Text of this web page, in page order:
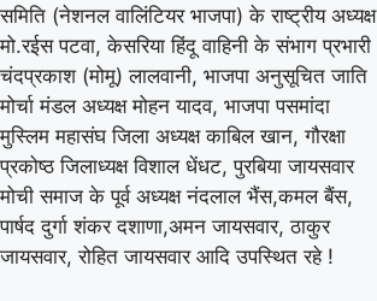
समिति (नेशनल वालिंटियर भाजपा) के राष्ट्रीय अध्यक्ष
मो.रईस पटवा, केसरिया हिंदू वाहिनी के संभाग प्रभारी
चंदप्रकाश (मोमू) लालवानी, भाजपा अनुसूचित जाति
मोर्चा मंडल अध्यक्ष मोहन यादव, भाजपा पसमांदा
मुस्लिम महासंघ जिला अध्यक्ष काबिल खान, गौरक्षा
प्रकोष्ठ जिलाध्यक्ष विशाल धेंधट, पुरबिया जायसवार
मोची समाज के पूर्व अध्यक्ष नंदलाल भैंस,कमल बैंस,
पार्षद दुर्गा शंकर दशाणा,अमन जायसवार, ठाकुर
जायसवार, रोहित जायसवार आदि उपस्थित रहे !